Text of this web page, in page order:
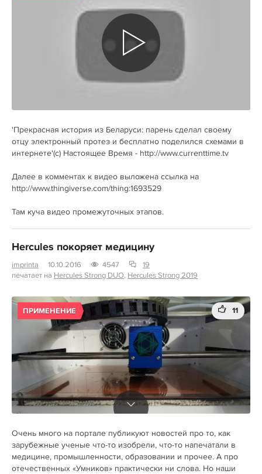
'Прекрасная история из Беларуси: парень сделал своему
отцу электронный протез и бесплатно поделился схемами в
интернете'(с) Настоящее Время - http://www.currenttime.tv
Далее в комментах к видео выложена ссылка на
http://www.thingiverse.com/thing:1693529
Там куча видео промежуточных этапов.
Hercules покоряет медицину
imprinta 10.10.2016 4547
19
печатает на Hercules Strong DUO, Hercules Strong 2019
ПРИМЕНЕНИЕ 11
Очень много на портале публикуют новостей про то, как
зарубежные ученые что-то изобрели, что-то напечатали в
медицине, промышленности, образовании и прочее. А про
отечественных «Умников» практически ни слова. Но наши